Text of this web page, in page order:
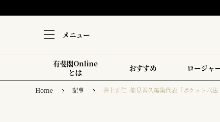
メニュー
有斐閣Online
とは
おすすめ ロージャ
Home 記事 井上正仁=能見善久編集代表『ポケット六法